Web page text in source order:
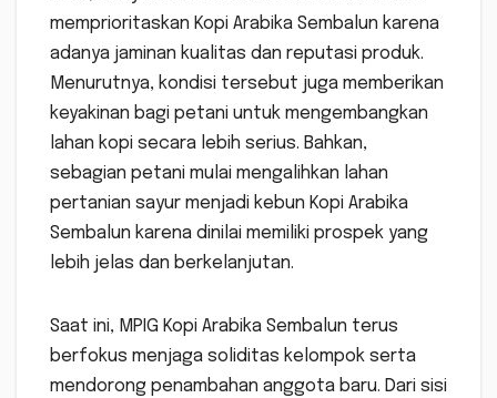
memprioritaskan Kopi Arabika Sembalun karena
adanya jaminan kualitas dan reputasi produk.
Menurutnya, kondisi tersebut juga memberikan
keyakinan bagi petani untuk mengembangkan
lahan kopi secara lebih serius. Bahkan,
sebagian petani mulai mengalihkan lahan
pertanian sayur menjadi kebun Kopi Arabika
Sembalun karena dinilai memiliki prospek yang
lebih jelas dan berkelanjutan.
Saat ini, MPIG Kopi Arabika Sembalun terus
berfokus menjaga soliditas kelompok serta
mendorong penambahan anggota baru. Dari sisi